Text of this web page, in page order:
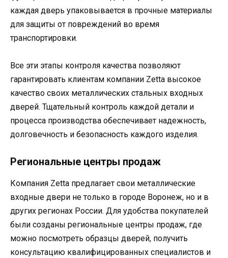
каждая дверь упаковывается в прочные материалы
для защиты от повреждений во время
транспортировки.
Все эти этапы контроля качества позволяют
гарантировать клиентам компании Zetta высокое
качество своих металлических стальных входных
дверей. Тщательный контроль каждой детали и
процесса производства обеспечивает надежность,
долговечность и безопасность каждого изделия.
Региональные центры продаж
Компания Zetta предлагает свои металлические
входные двери не только в городе Воронеж, но и в
других регионах России. Для удобства покупателей
были созданы региональные центры продаж, где
можно посмотреть образцы дверей, получить
консультацию квалифицированных специалистов и